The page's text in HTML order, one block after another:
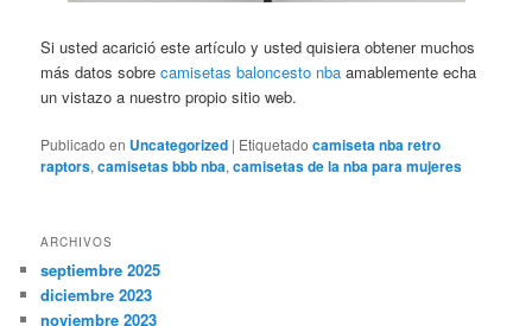
Si usted acarició este artículo y usted quisiera obtener muchos
más datos sobrecamisetas baloncesto nba amablemente echa
un vistazo a nuestro propio sitio web.
Publicado en Uncategorized | Etiquetado camiseta nba retro
raptors,camisetas bbb nba,camisetas de la nba para mujeres
ARCHIVOS
septiembre 2025
diciembre 2023
noviembre 2023